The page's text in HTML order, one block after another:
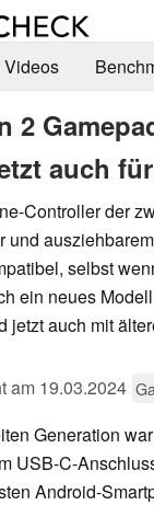
Videos
2
auch
Controller der
und
selbst
ein neues
jetzt auch mit
am 19.03.2024
Generation
USB-C-
Android-